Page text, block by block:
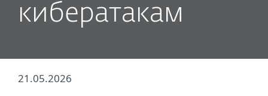
кибератакам
21.05.2026